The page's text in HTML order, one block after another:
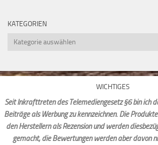
KATEGORIEN
Kategorien
WICHTIGES
Seit Inkrafttreten des Telemediengesetz §6 bin ich
Beiträge als Werbung zu kennzeichnen. Die
den Herstellern als Rezension und werden
gemacht, die Bewertungen werden aber davon